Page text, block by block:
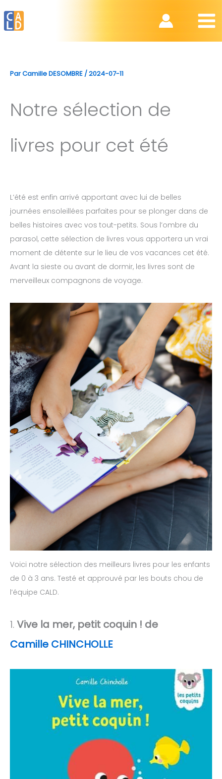
au
ParCamille DESOMBRE /2024-07-11
Notre sélection de
livres pour cet été
L’été est enfin arrivé apportant avec lui de belles
journées ensoleillées parfaites pour se plonger dans de
belles histoires avec vos tout-petits. Sous l’ombre du
parasol, cette sélection de livres vous apportera un vrai
moment de détente sur le lieu de vos vacances cet été.
Avant la sieste ou avant de dormir, les livres sont de
merveilleux compagnons de voyage.
Voici notre sélection des meilleurs livres pour les enfants
de 0 à 3 ans. Testé et approuvé par les bouts chou de
l’équipe CALD.
1. Vive la mer, petit coquin ! de
Camille CHINCHOLLE